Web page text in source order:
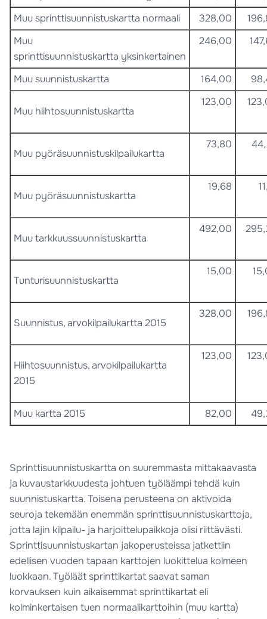
Muu sprinttisuunnistuskartta normaali
328,00
Muu
sprinttisuunnistuskartta yksinkertainen
246,00
Muu suunnistuskartta 164,00
Muu hiihtosuunnistuskartta
123,00
Muu pyöräsuunnistuskilpailukartta
73,80
Muu pyöräsuunnistuskartta
19,68
Muu tarkkuussuunnistuskartta
492,00
Tunturisuunnistuskartta
15,00
Suunnistus, arvokilpailukartta 2015
328,00
Hiihtosuunnistus, arvokilpailukartta
2015
123,00
Muu kartta 2015 82,00
Sprinttisuunnistuskartta on suuremmasta mittakaavasta
ja kuvaustarkkuudesta johtuen työläämpi tehdä kuin
suunnistuskartta. Toisena perusteena on aktivoida
seuroja tekemään enemmän sprinttisuunnistuskarttoja,
jotta lajin kilpailu- ja harjoittelupaikkoja olisi riittävästi.
Sprinttisuunnistuskartan jakoperusteissa jatkettiin
edellisen vuoden tapaan karttojen luokittelua kolmeen
luokkaan. Työläät sprinttikartat saavat saman
korvauksen kuin aikaisemmat sprinttikartat eli
kolminkertaisen tuen normaalikarttoihin (muu kartta)